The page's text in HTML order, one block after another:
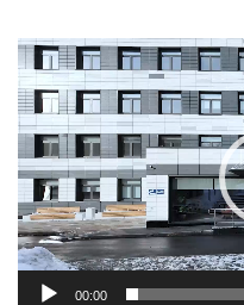
Видеоплеер
00:00